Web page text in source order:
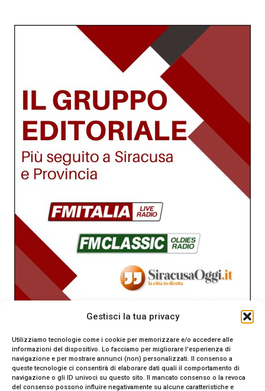
Gestisci la tua privacy
Utilizziamo tecnologie come i cookie per memorizzare e/o accedere alle
informazioni del dispositivo. Lo facciamo per migliorare l'esperienza di
navigazione e per mostrare annunci (non) personalizzati. Il consenso a
queste tecnologie ci consentirà di elaborare dati quali il comportamento di
navigazione o gli ID univoci su questo sito. Il mancato consenso o la revoca
del consenso possono influire negativamente su alcune caratteristiche e